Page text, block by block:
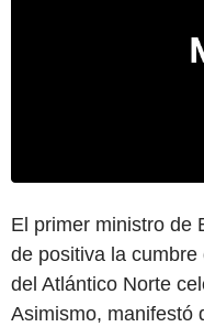
El primer ministro de
de positiva la
del Atlántico Norte
Asimismo, manifestó